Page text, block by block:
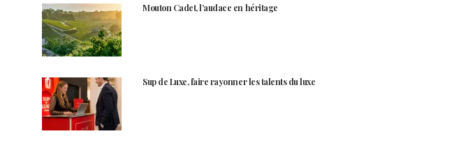
Mouton Cadet, l’audace en héritage
Sup de Luxe, faire rayonner les talents du luxe